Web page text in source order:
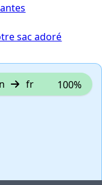
sac adoré
fr 100%